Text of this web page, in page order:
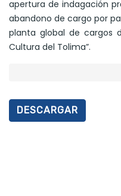
apertura de indagación
abandono de cargo por
planta global de cargos
Cultura del Tolima”.
DESCARGAR